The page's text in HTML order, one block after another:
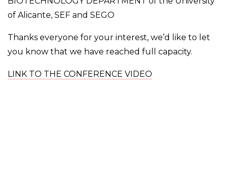
of Alicante, SEF and SEGO
Thanks everyone for your interest, we’d like to let
you know that we have reached full capacity.
LINK TO THE CONFERENCE VIDEO